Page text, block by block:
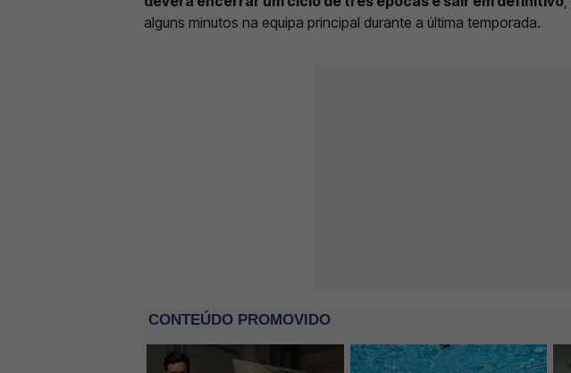
alguns minutos na equipa principal durante a última temporada.